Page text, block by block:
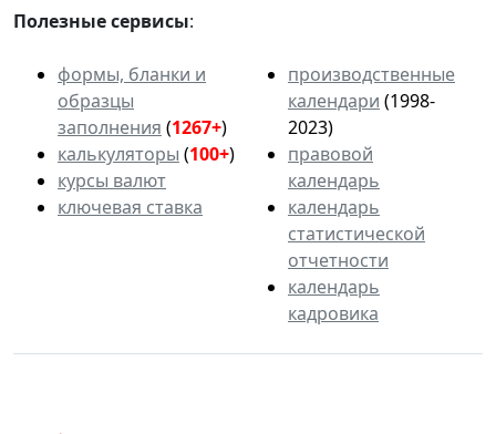
Полезные сервисы:
формы, бланки и
образцы
заполнения (1267+)
калькуляторы (100+)
курсы валют
ключевая ставка
производственные
календари (1998-
2023)
правовой
календарь
календарь
статистической
отчетности
календарь
кадровика